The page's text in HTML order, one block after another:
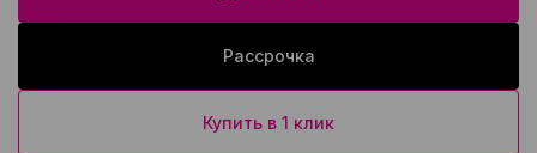
Рассрочка
Купить в 1 клик